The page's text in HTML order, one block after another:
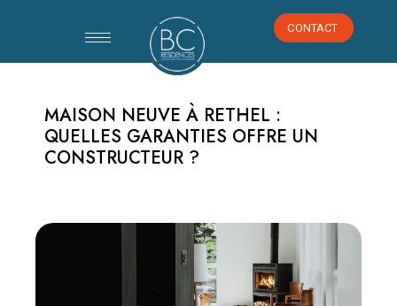
CONTACT
CONTACT
MAISON NEUVE À RETHEL :
QUELLES GARANTIES OFFRE UN
CONSTRUCTEUR ?